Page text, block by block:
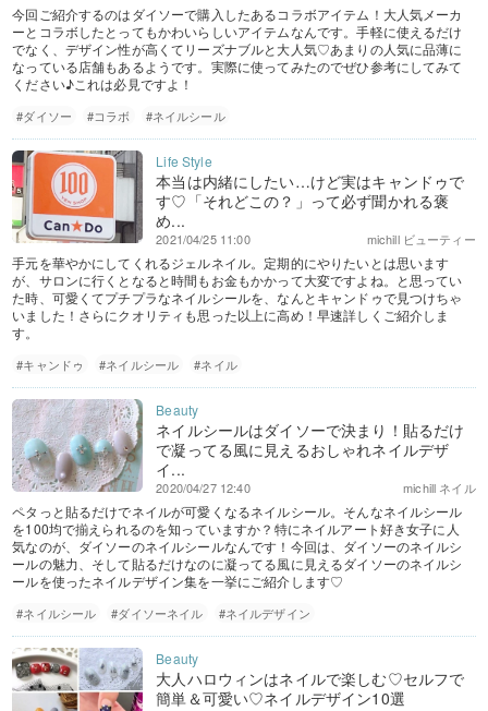
今回ご紹介するのはダイソーで購入したあるコラボアイテム！大人気メーカ
ーとコラボしたとってもかわいらしいアイテムなんです。手軽に使えるだけ
でなく、デザイン性が高くてリーズナブルと大人気♡あまりの人気に品薄に
なっている店舗もあるようです。実際に使ってみたのでぜひ参考にしてみて
ください♪これは必見ですよ！
#ダイソー #コラボ #ネイルシール
本当は内緒にしたい…けど実はキャンドゥで
す♡「それどこの？」って必ず聞かれる褒
め...
michill ビューティー
2021/04/25 11:00
手元を華やかにしてくれるジェルネイル。定期的にやりたいとは思います
が、サロンに行くとなると時間もお金もかかって大変ですよね。と思ってい
た時、可愛くてプチプラなネイルシールを、なんとキャンドゥで見つけちゃ
いました！さらにクオリティも思った以上に高め！早速詳しくご紹介しま
す。
#キャンドゥ #ネイルシール #ネイル
ネイルシールはダイソーで決まり！貼るだけ
で凝ってる風に見えるおしゃれネイルデザ
イ...
michill ネイル
2020/04/27 12:40
ペタっと貼るだけでネイルが可愛くなるネイルシール。そんなネイルシール
を100均で揃えられるのを知っていますか？特にネイルアート好き女子に人
気なのが、ダイソーのネイルシールなんです！今回は、ダイソーのネイルシ
ールの魅力、そして貼るだけなのに凝ってる風に見えるダイソーのネイルシ
ールを使ったネイルデザイン集を一挙にご紹介します♡
#ネイルシール #ダイソーネイル #ネイルデザイン
大人ハロウィンはネイルで楽しむ♡セルフで
簡単＆可愛い♡ネイルデザイン10選